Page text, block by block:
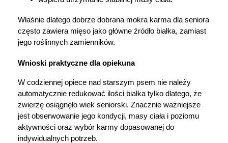
ustawienia wszystkich cookies klikając
AKCEPTUJĘ WSZYSTKIE
Ustawienia
AKCEPTUJĘ WSZYSTKIE
Właśnie dlatego dobrze dobrana mokra karma dla seniora
często zawiera mięso jako główne źródło białka, zamiast
jego roślinnych zamienników.
Wnioski praktyczne dla opiekuna
W codziennej opiece nad starszym psem nie należy
automatycznie redukować ilości białka tylko dlatego, że
zwierzę osiągnęło wiek seniorski. Znacznie ważniejsze
jest obserwowanie jego kondycji, masy ciała i poziomu
aktywności oraz wybór karmy dopasowanej do
indywidualnych potrzeb.